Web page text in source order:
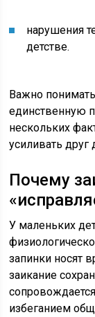
нарушения
детстве.
Важно
единственную
нескольких
усиливать друг
Почему
У маленьких
запинки носят
заикание
избеганием